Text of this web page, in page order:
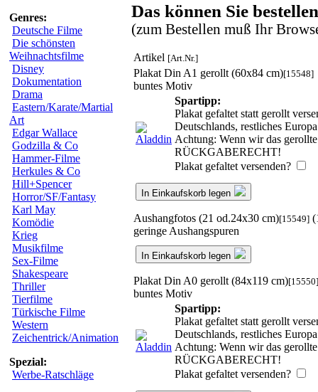
Genres:
Deutsche Filme
Die schönsten
Weihnachtsfilme
Disney
Dokumentation
Drama
Eastern/Karate/Martial
Art
Edgar Wallace
Godzilla & Co
Hammer-Filme
Herkules & Co
Hill+Spencer
Horror/SF/Fantasy
Karl May
Komödie
Krieg
Musikfilme
Sex-Filme
Shakespeare
Thriller
Tierfilme
Türkische Filme
Western
Zeichentrick/Animation
Spezial:
Werbe-Ratschläge
Das können Sie
(zum Bestellen muß Ihr
Artikel [Art.Nr.]
Plakat Din A1 gerollt (60x84 cm)[15548]
buntes Motiv
Spartipp:
Plakat gefaltet statt gerollt
Deutschlands, restliches
Achtung: Wenn wir das
RÜCKGABERECHT!
Plakat gefaltet versenden?
In Einkaufskorb legen
Aushangfotos (21 od.24x30 cm)[15549]
geringe Aushangspuren
In Einkaufskorb legen
Plakat Din A0 gerollt (84x119 cm)[15550]
buntes Motiv
Spartipp:
Plakat gefaltet statt gerollt
Deutschlands, restliches
Achtung: Wenn wir das
RÜCKGABERECHT!
Plakat gefaltet versenden?